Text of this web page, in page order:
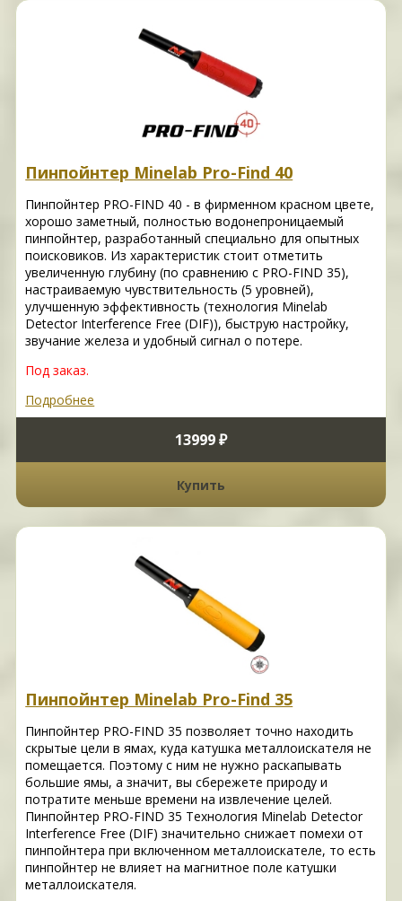
Пинпойнтер Minelab Pro-Find 40
Пинпойнтер PRO-FIND 40 - в фирменном красном цвете,
хорошо заметный, полностью водонепроницаемый
пинпойнтер, разработанный специально для опытных
поисковиков. Из характеристик стоит отметить
увеличенную глубину (по сравнению с PRO-FIND 35),
настраиваемую чувствительность (5 уровней),
улучшенную эффективность (технология Minelab
Detector Interference Free (DIF)), быструю настройку,
звучание железа и удобный сигнал о потере.
Под заказ.
Подробнее
13999 ₽
Купить
Пинпойнтер Minelab Pro-Find 35
Пинпойнтер PRO-FIND 35 позволяет точно находить
скрытые цели в ямах, куда катушка металлоискателя не
помещается. Поэтому с ним не нужно раскапывать
большие ямы, а значит, вы сбережете природу и
потратите меньше времени на извлечение целей.
Пинпойнтер PRO-FIND 35 Технология Minelab Detector
Interference Free (DIF) значительно снижает помехи от
пинпойнтера при включенном металлоискателе, то есть
пинпойнтер не влияет на магнитное поле катушки
металлоискателя.